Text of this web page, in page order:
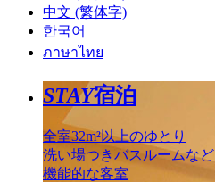
中文 (繁体字)
한국어
ภาษาไทย
STAY宿泊
全室32m²以上のゆとり
洗い場つきバスルームなど
機能的な客室